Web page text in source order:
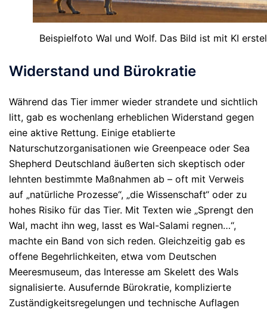
Beispielfoto Wal und Wolf. Das Bild ist mit KI
Widerstand und Bürokratie
Während das Tier immer wieder strandete und sichtlich
litt, gab es wochenlang erheblichen Widerstand gegen
eine aktive Rettung. Einige etablierte
Naturschutzorganisationen wie Greenpeace oder Sea
Shepherd Deutschland äußerten sich skeptisch oder
lehnten bestimmte Maßnahmen ab – oft mit Verweis
auf „natürliche Prozesse“, „die Wissenschaft“ oder zu
hohes Risiko für das Tier. Mit Texten wie „Sprengt den
Wal, macht ihn weg, lasst es Wal-Salami regnen…“,
machte ein Band von sich reden. Gleichzeitig gab es
offene Begehrlichkeiten, etwa vom Deutschen
Meeresmuseum, das Interesse am Skelett des Wals
signalisierte. Ausufernde Bürokratie, komplizierte
Zuständigkeitsregelungen und technische Auflagen